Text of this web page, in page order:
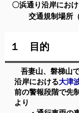
〇浜通り沿岸にお
交通規制場所
１ 目的
吾妻山、磐梯山
沿岸における大津
前の警報段階で先
より